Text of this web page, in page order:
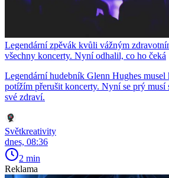
Legendární zpěvák kvůli vážným
všechny koncerty. Nyní odhalil, co ho čeká
Legendární hudebník Glenn Hughes
potížím přerušit koncerty. Nyní se prý musí
své zdraví.
Světkreativity
dnes, 08:36
2 min
Reklama